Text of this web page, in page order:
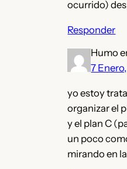
ocurrido)
Responder
Humo
7
yo estoy
organizar el
y el plan C
un poco
mirando en